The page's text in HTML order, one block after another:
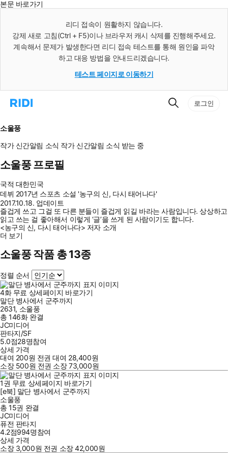
본문 바로가기
리디 접속이 원활하지 않습니다.
강제 새로 고침(Ctrl + F5)이나 브라우저 캐시 삭제를 진행해주세요.
계속해서 문제가 발생한다면 리디 접속 테스트를 통해 원인을 파악
하고 대응 방법을 안내드리겠습니다.
테스트 페이지로 이동하기
리
으
로
이
동
검
로그인
소울풍
작가 신간알림 소식 작가 신간알림 소식 받는 중
소울풍 프로필
국적 대한민국
데뷔 2017년 스포츠 소설 '농구의 신, 다시 태어나다'
2017.10.18. 업데이트
즐겁게 쓰고 그걸 또 다른 분들이 즐겁게 읽길 바라는 사람입니다. 상상하고
읽고 쓰는 걸 좋아해서 이렇게 ‘글’을 쓰게 된 사람이기도 합니다.
<농구의 신, 다시 태어나다> 저자 소개
더 보기
소울풍 작품 총 13종
정렬 순서
4화 무료 상세페이지 바로가기
말단 병사에서 군주까지
2631, 소울풍
총 146화 완결
JC미디어
판타지/SF
5.0점28명참여
상세 가격
대여 200원 전권 대여 28,400원
소장 500원 전권 소장73,000원
1권 무료 상세페이지 바로가기
[e북] 말단 병사에서 군주까지
소울풍
총 15권 완결
JC미디어
퓨전 판타지
4.2점994명참여
상세 가격
소장 3,000원 전권 소장42,000원